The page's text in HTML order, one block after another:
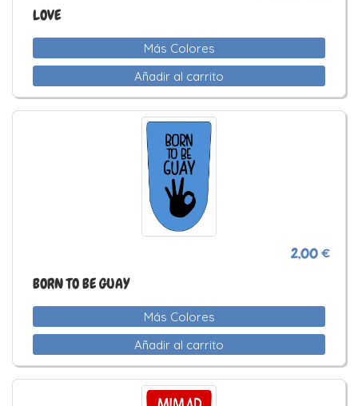
LOVE
Más Colores
Añadir al carrito
2,00 €
BORN TO BE GUAY
Más Colores
Añadir al carrito